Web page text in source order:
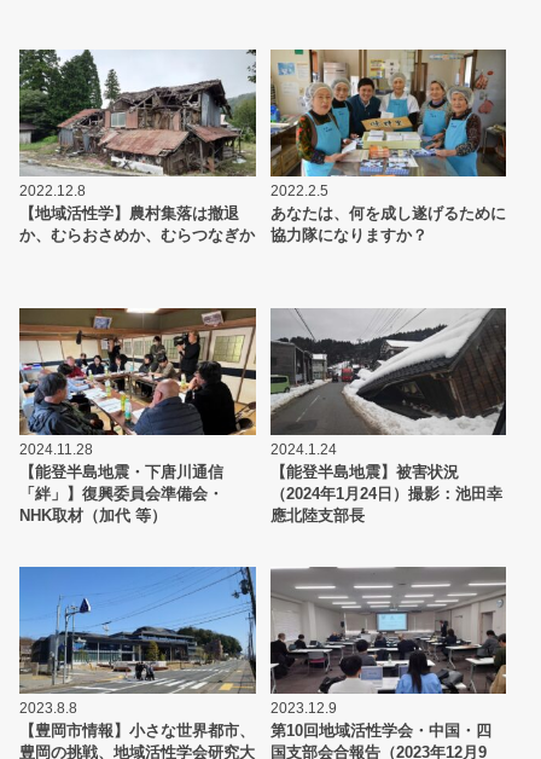
2022.12.8
【地域活性学】農村集落は撤退
か、むらおさめか、むらつなぎか
2022.2.5
あなたは、何を成し遂げるために
協力隊になりますか？
2024.11.28
【能登半島地震・下唐川通信
「絆」】復興委員会準備会・
NHK取材（加代 等）
2024.1.24
【能登半島地震】被害状況
（2024年1月24日）撮影：池田幸
應北陸支部長
2023.8.8
【豊岡市情報】小さな世界都市、
豊岡の挑戦、地域活性学会研究大
2023.12.9
第10回地域活性学会・中国・四
国支部会合報告（2023年12月9